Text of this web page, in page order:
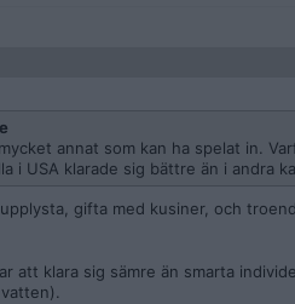
annat som kan ha spelat in.
i USA klarade sig bättre än i andra
gifta med kusiner, och
att klara sig sämre än smarta